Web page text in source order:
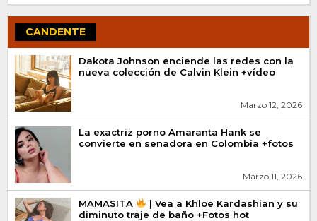
CANDENTE
Dakota Johnson enciende las redes con la
nueva colección de Calvin Klein +vídeo
Marzo 12, 2026
La exactriz porno Amaranta Hank se
convierte en senadora en Colombia +fotos
Marzo 11, 2026
MAMASITA
| Vea a Khloe Kardashian y su
diminuto traje de baño +Fotos hot